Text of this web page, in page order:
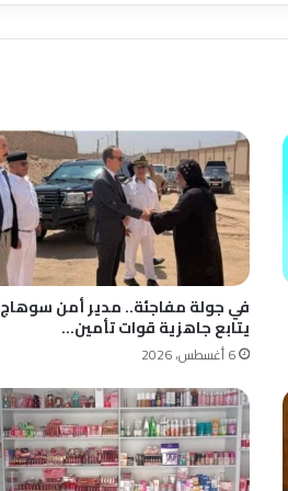
في جولة مفاجئة.. مدير أمن سوهاج
يتابع جاهزية قوات تأمين…
6 أغسطس، 2026